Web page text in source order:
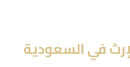
في السعودية